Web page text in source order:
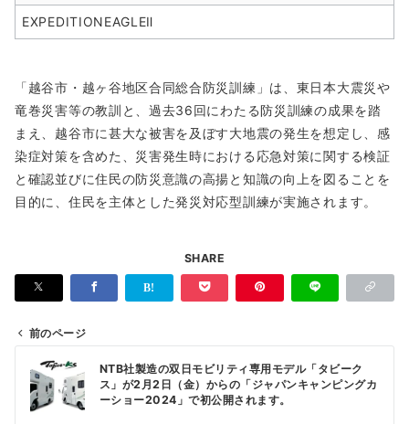
EXPEDITIONEAGLEⅡ
「越谷市・越ヶ谷地区合同総合防災訓練」は、東日本大震災や
竜巻災害等の教訓と、過去36回にわたる防災訓練の成果を踏
まえ、越谷市に甚大な被害を及ぼす大地震の発生を想定し、感
染症対策を含めた、災害発生時における応急対策に関する検証
と確認並びに住民の防災意識の高揚と知識の向上を図ることを
目的に、住民を主体とした発災対応型訓練が実施されます。
SHARE
稿
ナ
前のページ
NTB社製造の双日モビリティ専用モデル「タビーク
ス」が2月2日（金）からの「ジャパンキャンピングカ
ーショー2024」で初公開されます。